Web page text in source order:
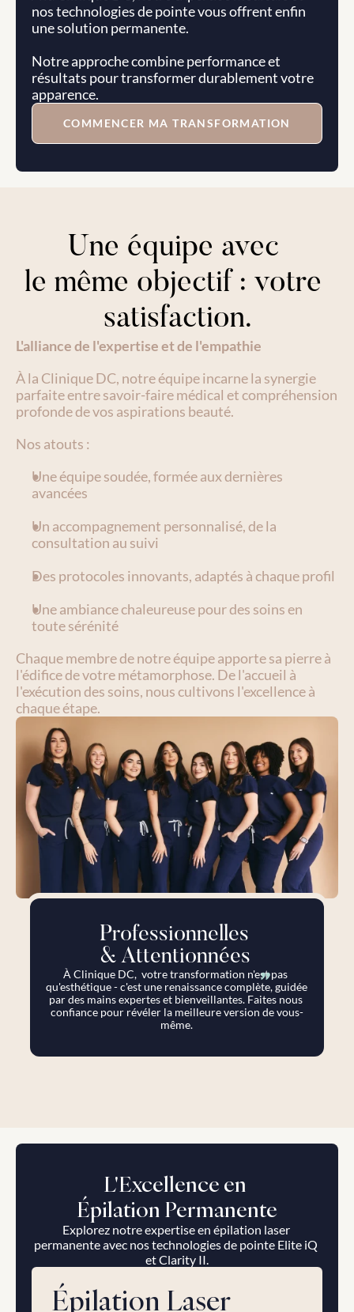
nos technologies de pointe vous offrent enfin
une solution permanente.
Notre approche combine performance et
résultats pour transformer durablement votre
apparence.
COMMENCER MA TRANSFORMATION
Une équipe avec
le même objectif : votre
satisfaction.
L'alliance de l'expertise et de l'empathie
À la Clinique DC, notre équipe incarne la synergie
parfaite entre savoir-faire médical et compréhension
profonde de vos aspirations beauté.
Nos atouts :
Une équipe soudée, formée aux dernières
avancées
Un accompagnement personnalisé, de la
consultation au suivi
Des protocoles innovants, adaptés à chaque profil
Une ambiance chaleureuse pour des soins en
toute sérénité
Chaque membre de notre équipe apporte sa pierre à
l'édifice de votre métamorphose. De l'accueil à
l'exécution des soins, nous cultivons l'excellence à
chaque étape.
Professionnelles
& Attentionnées
À Clinique DC,  votre transformation n'est pas
qu'esthétique - c'est une renaissance complète, guidée
par des mains expertes et bienveillantes. Faites nous
confiance pour révéler la meilleure version de vous-
même.
"
L'Excellence en
Épilation Permanente
Explorez notre expertise en épilation laser
permanente avec nos technologies de pointe Elite iQ
et Clarity II.
Épilation Laser